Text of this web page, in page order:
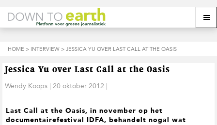
p
r
n
n
a
a
e
h
o
o
n
a
r
d
o
o
p
r
n
n
a
a
e
v
M
HOME > INTERVIEW > JESSICA YU OVER LAST CALL AT THE OASIS
Jessica Yu over Last Call at the Oasis
Wendy Koops | 20 oktober 2012 |
Last Call at the Oasis, in november op het
documentairefestival IDFA, behandelt nogal wat